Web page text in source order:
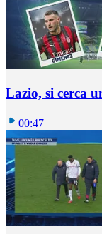
Lazio, si cerca
00:47